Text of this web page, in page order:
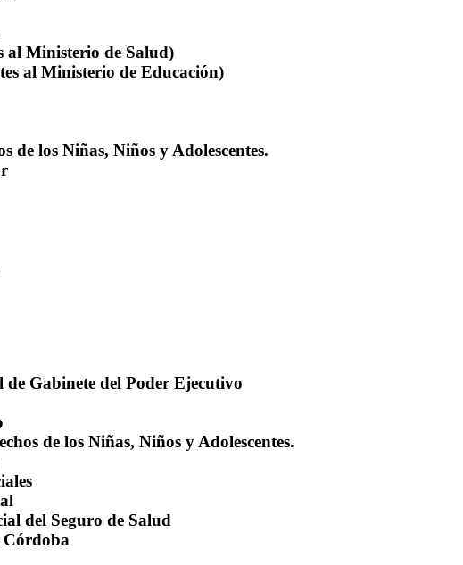
al Ministerio de Salud)
al Ministerio de Educación)
de los Niñas, Niños y Adolescentes.
Gabinete del Poder Ejecutivo
de los Niñas, Niños y Adolescentes.
del Seguro de Salud
Córdoba